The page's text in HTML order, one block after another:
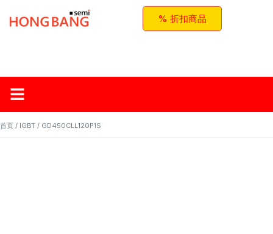
% 折扣商品
首页 / IGBT / GD450CLL120P1S